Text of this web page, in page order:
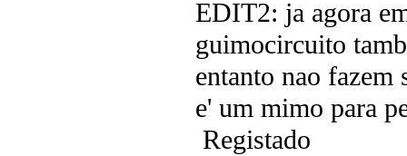
EDIT2: ja agora
guimocircuito
entanto nao
e' um mimo para
Registado